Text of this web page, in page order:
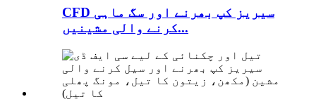
CFD سیریز کپ بھرنے اور سگ ماہی
کرنے والی مشینیں...